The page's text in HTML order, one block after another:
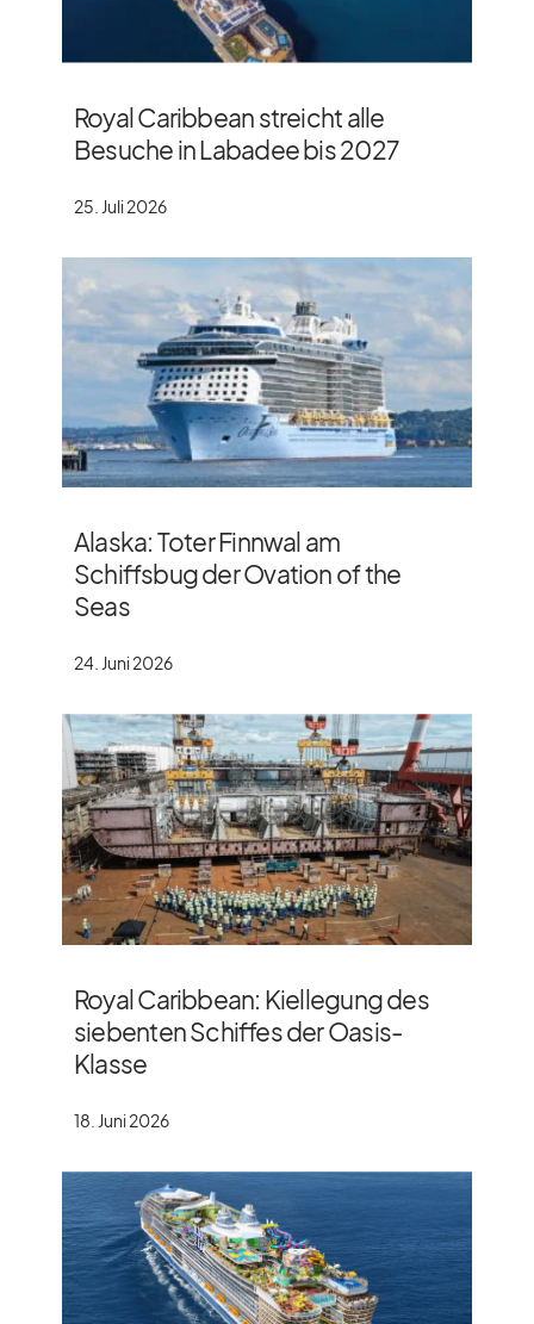
Royal Caribbean streicht alle
Besuche in Labadee bis 2027
25. Juli 2026
Alaska: Toter Finnwal am
Schiffsbug der Ovation of the
Seas
24. Juni 2026
Royal Caribbean: Kiellegung des
siebenten Schiffes der Oasis-
Klasse
18. Juni 2026